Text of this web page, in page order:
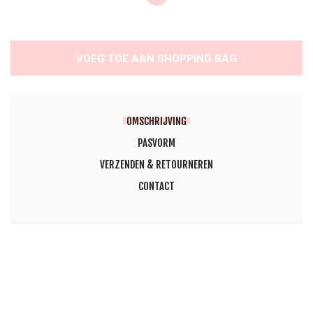
OMSCHRIJVING
PASVORM
VERZENDEN & RETOURNEREN
CONTACT
VOEG TOE AAN SHOPPING BAG